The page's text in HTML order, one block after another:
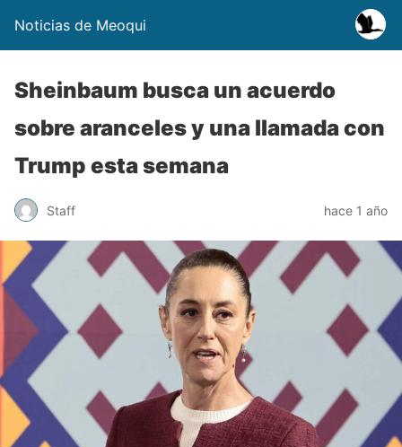
Noticias de Meoqui
Sheinbaum busca un acuerdo
sobre aranceles y una llamada con
Trump esta semana
Staff hace 1 año